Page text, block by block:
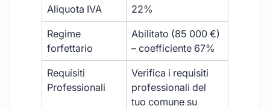
Aliquota IVA 22%
Regime
forfettario
Abilitato (85 000 €)
– coefficiente 67%
Requisiti
Professionali
Verifica i requisiti
professionali del
tuo comune su